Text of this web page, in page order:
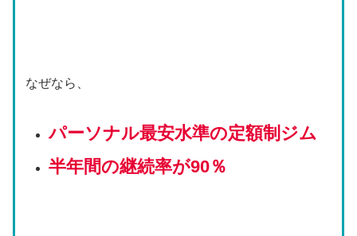
なぜなら、
パーソナル最安水準の定額制ジム
半年間の継続率が90％